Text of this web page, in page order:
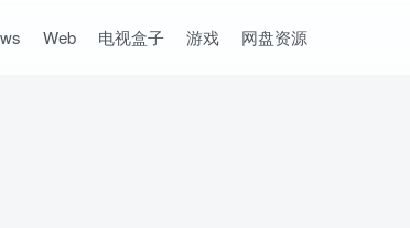
Web 电视盒子 游戏 网盘资源